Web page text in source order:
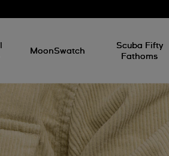
MoonSwatch
Scuba Fifty
Fathoms